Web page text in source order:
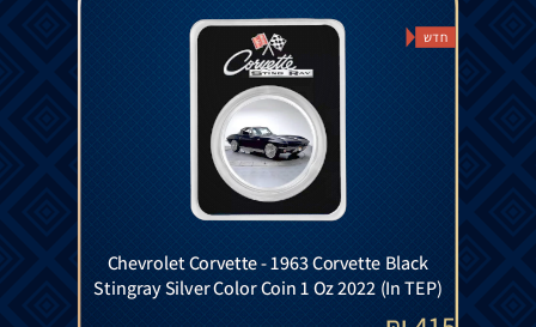
חדש
Chevrolet Corvette - 1963 Corvette Black
Stingray Silver Color Coin 1 Oz 2022 (In TEP)